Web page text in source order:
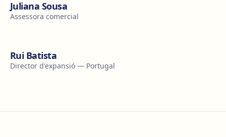
Juliana Sousa
Assessora comercial
Rui Batista
Director d'expansió — Portugal